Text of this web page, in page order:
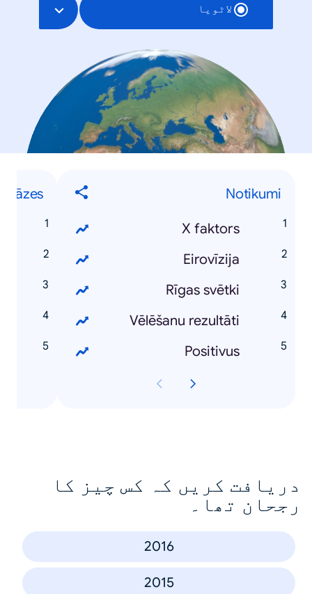
لاٹویا
Notikumi
X faktors
Eirovīzija
Rīgas svētki
Vēlēšanu rezultāti
Positivus
frāzes
دریافت کریں کہ کس چیز کا
رجحان تھا۔
2016
2015